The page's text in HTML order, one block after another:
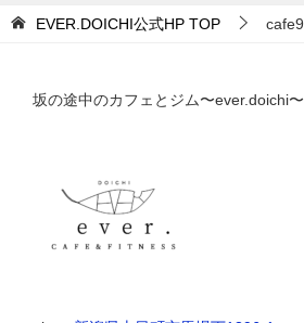
EVER.DOICHI公式HP TOP cafe9
坂の途中のカフェとジム〜ever.doichi〜